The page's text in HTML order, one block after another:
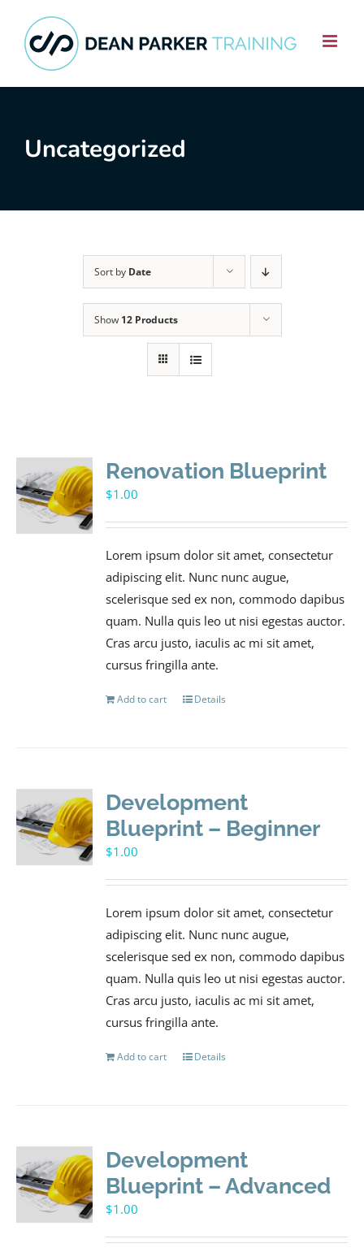
content
Uncategorized
Sort by Date
Show 12 Products
Renovation Blueprint
$1.00
Lorem ipsum dolor sit amet, consectetur
adipiscing elit. Nunc nunc augue,
scelerisque sed ex non, commodo dapibus
quam. Nulla quis leo ut nisi egestas auctor.
Cras arcu justo, iaculis ac mi sit amet,
cursus fringilla ante.
Add to cart Details
Development
Blueprint – Beginner
$1.00
Lorem ipsum dolor sit amet, consectetur
adipiscing elit. Nunc nunc augue,
scelerisque sed ex non, commodo dapibus
quam. Nulla quis leo ut nisi egestas auctor.
Cras arcu justo, iaculis ac mi sit amet,
cursus fringilla ante.
Add to cart Details
Development
Blueprint – Advanced
$1.00